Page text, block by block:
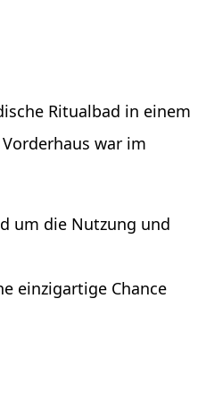
Ritualbad in einem
war im
um die Nutzung und
einzigartige Chance